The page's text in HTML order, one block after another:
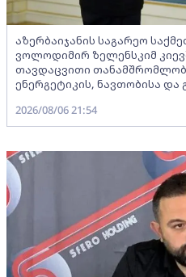
აზერბაიჯანის საგარეო
ვოლოდიმირ ზელენსკიმ
თავდაცვითი
ენერგეტიკის, ნავთობისა და
2026/08/06 21:54